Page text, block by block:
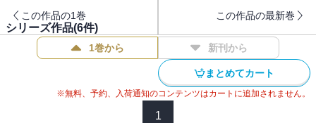
を読む子どもにも、漫画好きな子供にも寄り添う、世界中の子供達
と繋がるグローバル少年月刊誌です。
けろっこデメタン
この作品の1巻 この作品の最新巻
シリーズ作品(6件)
1巻から 新刊から
まとめてカート
※無料、予約、入荷通知のコンテンツはカートに追加されません。
1